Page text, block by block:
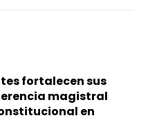
fortalecen sus
magistral
en